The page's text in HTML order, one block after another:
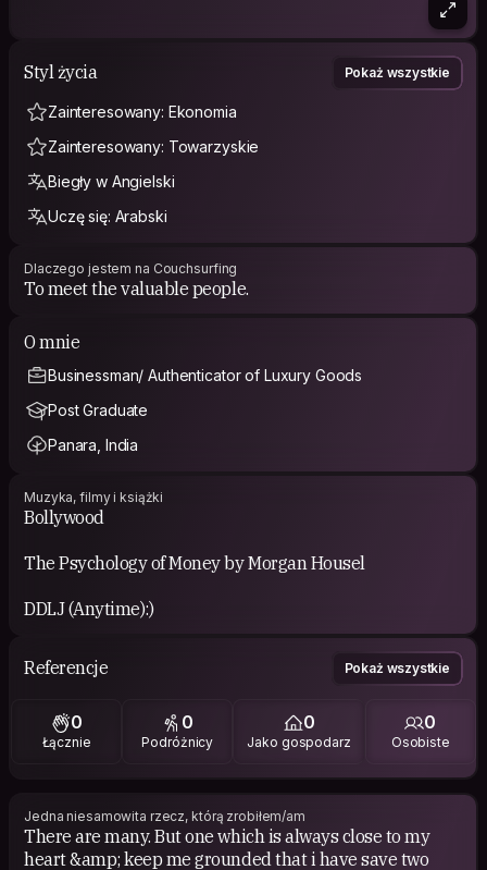
Styl życia Pokaż wszystkie
Zainteresowany: Ekonomia
Zainteresowany: Towarzyskie
Biegły w Angielski
Uczę się: Arabski
Dlaczego jestem na Couchsurfing
To meet the valuable people.
O mnie
Businessman/ Authenticator of Luxury Goods
Post Graduate
Panara, India
Muzyka, filmy i książki
Bollywood
The Psychology of Money by Morgan Housel
DDLJ (Anytime):)
Referencje Pokaż wszystkie
0
Łącznie
0
Podróżnicy
0
Jako gospodarz
0
Osobiste
Jedna niesamowita rzecz, którą zrobiłem/am
There are many. But one which is always close to my
heart &amp; keep me grounded that i have save two